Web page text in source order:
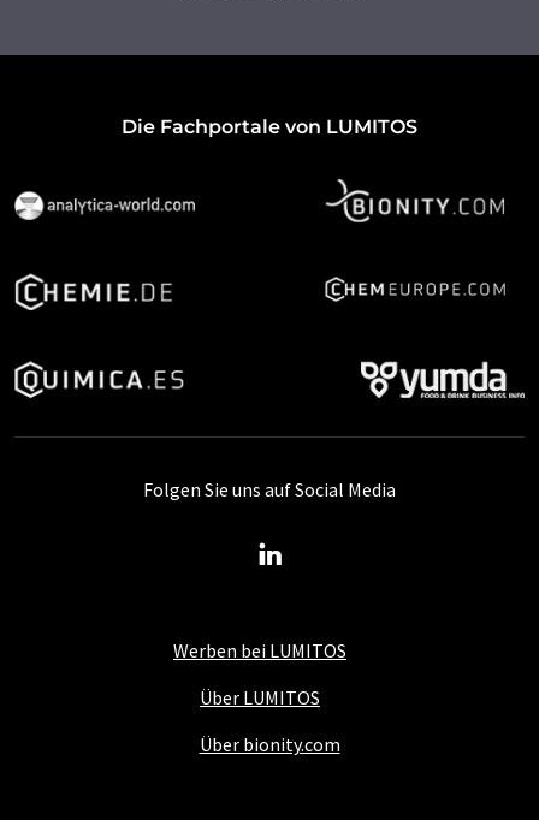
Die Fachportale von LUMITOS
Werben bei LUMITOS
Über LUMITOS
Über bionity.com
Folgen Sie uns auf Social Media